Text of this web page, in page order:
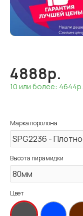
4888р.
10 или более: 4644р.
Марка поролона
Высота пирамидки
Цвет